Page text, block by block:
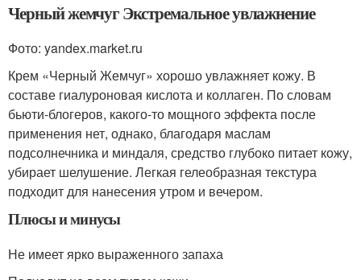
Черный жемчуг Экстремальное увлажнение
Фото: yandex.market.ru
Крем «Черный Жемчуг» хорошо увлажняет кожу. В
составе гиалуроновая кислота и коллаген. По словам
бьюти-блогеров, какого-то мощного эффекта после
применения нет, однако, благодаря маслам
подсолнечника и миндаля, средство глубоко питает кожу,
убирает шелушение. Легкая гелеобразная текстура
подходит для нанесения утром и вечером.
Плюсы и минусы
Не имеет ярко выраженного запаха